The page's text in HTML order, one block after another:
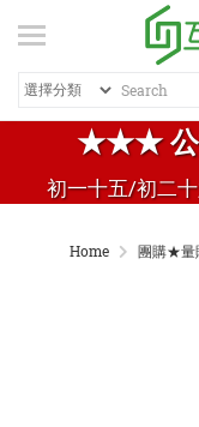
★★★ 公
初一十五/初二
登入 / 註冊
紅利專區
熱銷商品
Home 團購★量